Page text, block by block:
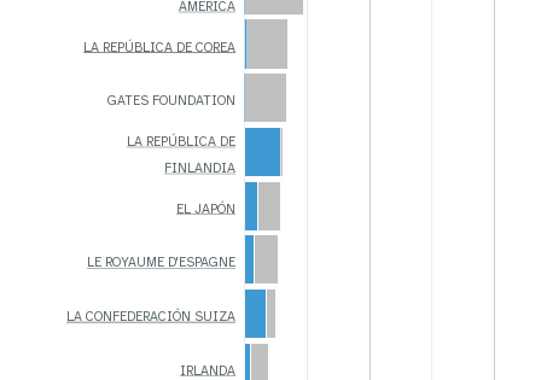
AMÉRICA
LA REPÚBLICA DE COREA
GATES FOUNDATION
LA REPÚBLICA DE
FINLANDIA
EL JAPÓN
LE ROYAUME D'ESPAGNE
LA CONFEDERACIÓN SUIZA
IRLANDA